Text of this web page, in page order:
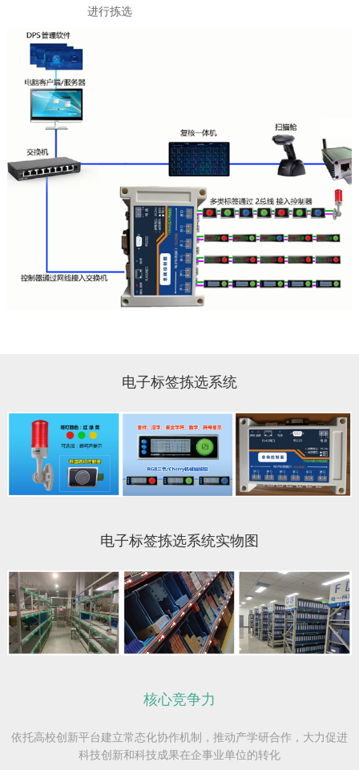
进行拣选
电子标签拣选系统
电子标签拣选系统实物图
核心竞争力
依托高校创新平台建立常态化协作机制，推动产学研合作，大力促进
科技创新和科技成果在企事业单位的转化